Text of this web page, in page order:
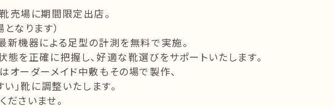
場に期間限定出店。
なります）
新機器による足型の計測を無料で実施。
態を正確に把握し、好適な靴選びをサポートいたします。
オーダーメイド中敷もその場で製作、
い」靴に調整いたします。
さいませ。